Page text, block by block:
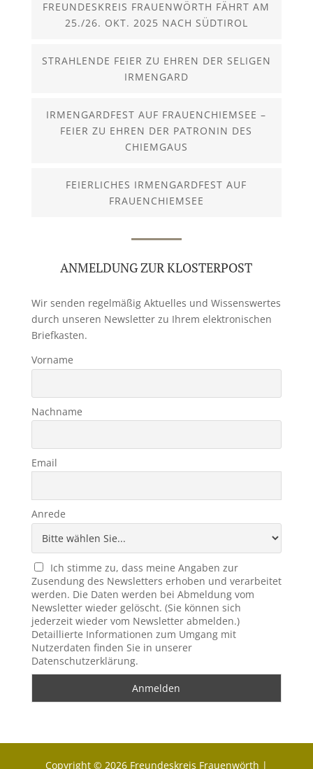
FREUNDESKREIS FRAUENWÖRTH FÄHRT AM
25./26. OKT. 2025 NACH SÜDTIROL
STRAHLENDE FEIER ZU EHREN DER SELIGEN
IRMENGARD
IRMENGARDFEST AUF FRAUENCHIEMSEE –
FEIER ZU EHREN DER PATRONIN DES
CHIEMGAUS
FEIERLICHES IRMENGARDFEST AUF
FRAUENCHIEMSEE
ANMELDUNG ZUR KLOSTERPOST
Wir senden regelmäßig Aktuelles und Wissenswertes
durch unseren Newsletter zu Ihrem elektronischen
Briefkasten.
Vorname
Nachname
Email
Anrede
Ich stimme zu, dass meine Angaben zur
Zusendung des Newsletters erhoben und verarbeitet
werden. Die Daten werden bei Abmeldung vom
Newsletter wieder gelöscht. (Sie können sich
jederzeit wieder vom Newsletter abmelden.)
Detaillierte Informationen zum Umgang mit
Nutzerdaten finden Sie in unserer
Datenschutzerklärung.
Copyright © 2026 Freundeskreis Frauenwörth |